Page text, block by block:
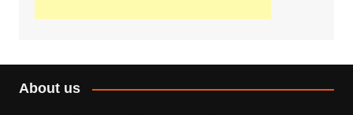
About us